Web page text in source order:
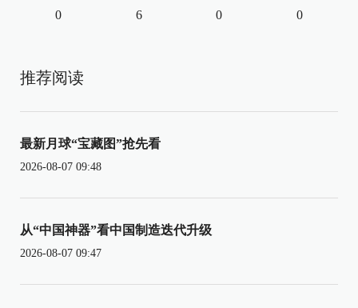
0 6 0 0
推荐阅读
最新月球“宝藏图”抢先看
2026-08-07 09:48
从“中国神器”看中国制造迭代升级
2026-08-07 09:47